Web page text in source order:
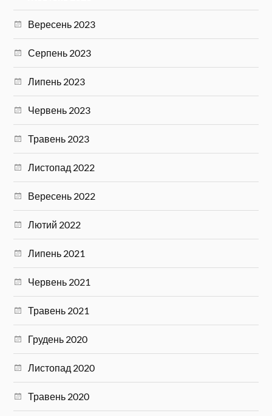
Вересень 2023
Серпень 2023
Липень 2023
Червень 2023
Травень 2023
Листопад 2022
Вересень 2022
Лютий 2022
Липень 2021
Червень 2021
Травень 2021
Грудень 2020
Листопад 2020
Травень 2020